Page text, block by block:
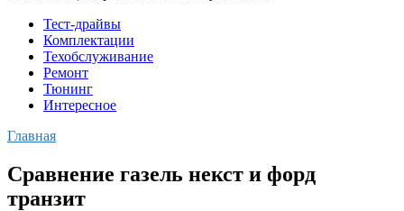
Тест-драйвы
Комплектации
Техобслуживание
Ремонт
Тюнинг
Интересное
Главная
Сравнение газель некст и форд
транзит